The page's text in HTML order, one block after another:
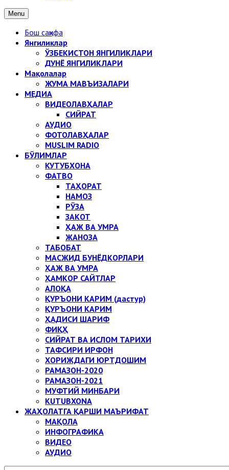
Menu
Бош саҳифа
Янгиликлар
ЎЗБЕКИСТОН ЯНГИЛИКЛАРИ
ДУНЁ ЯНГИЛИКЛАРИ
Мақолалар
ЖУМА МАВЪИЗАЛАРИ
МЕДИА
ВИДЕОЛАВҲАЛАР
СИЙРАТ
АУДИО
ФОТОЛАВҲАЛАР
MUSLIM RADIO
БЎЛИМЛАР
КУТУБХОНА
ФАТВО
ТАҲОРАТ
НАМОЗ
РЎЗА
ЗАКОТ
ҲАЖ ВА УМРА
ЖАНОЗА
ТАБОБАТ
МАСЖИД БУНЁДКОРЛАРИ
ҲАЖ ВА УМРА
ҲАМКОР САЙТЛАР
АЛОҚА
ҚУРЪОНИ КАРИМ (дастур)
ҚУРЪОНИ КАРИМ
ҲАДИСИ ШАРИФ
ФИҚҲ
СИЙРАТ ВА ИСЛОМ ТАРИХИ
ТАФСИРИ ИРФОН
ХОРИЖДАГИ ЮРТДОШИМ
РАМАЗОН-2020
РАМАЗОН-2021
МУФТИЙ МИНБАРИ
KUTUBXONA
ЖАҲОЛАТГА ҚАРШИ МАЪРИФАТ
МАҚОЛА
ИНФОГРАФИКА
ВИДЕО
АУДИО